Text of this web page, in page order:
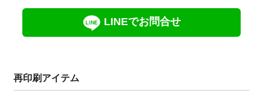
LINEでお問合せ
再印刷アイテム